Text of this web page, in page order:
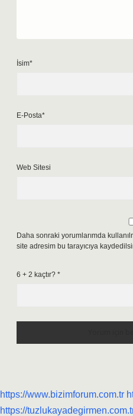
İsim*
E-Posta*
Web Sitesi
Daha sonraki yorumlarımda
site adresim bu tarayıcıya
6 + 2 kaçtır? *
https://www.bizimforum.com.tr
https://